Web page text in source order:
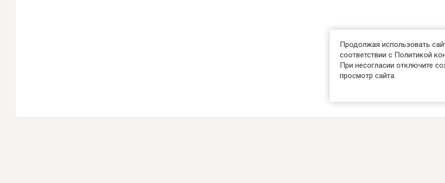
Продолжая использовать
соответствии с Политикой
При несогласии отключите
просмотр сайта.